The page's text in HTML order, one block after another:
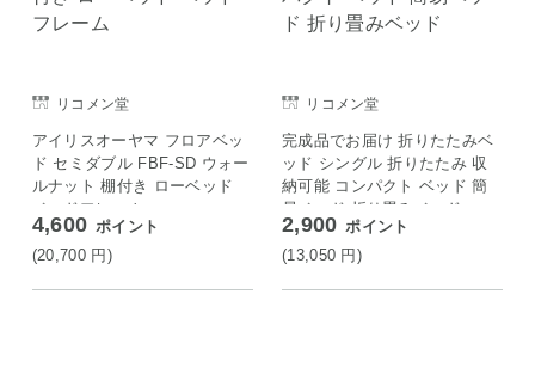
リコメン堂
アイリスオーヤマ フロアベッ
ド セミダブル FBF-SD ウォー
ルナット 棚付き ローベッド
ベッドフレーム
4,600 ポイント
(20,700 円 )
リコメン堂
完成品でお届け 折りたたみベ
ッド シングル 折りたたみ 収
納可能 コンパクト ベッド 簡
易ベッド 折り畳みベッド
2,900 ポイント
(13,050 円 )